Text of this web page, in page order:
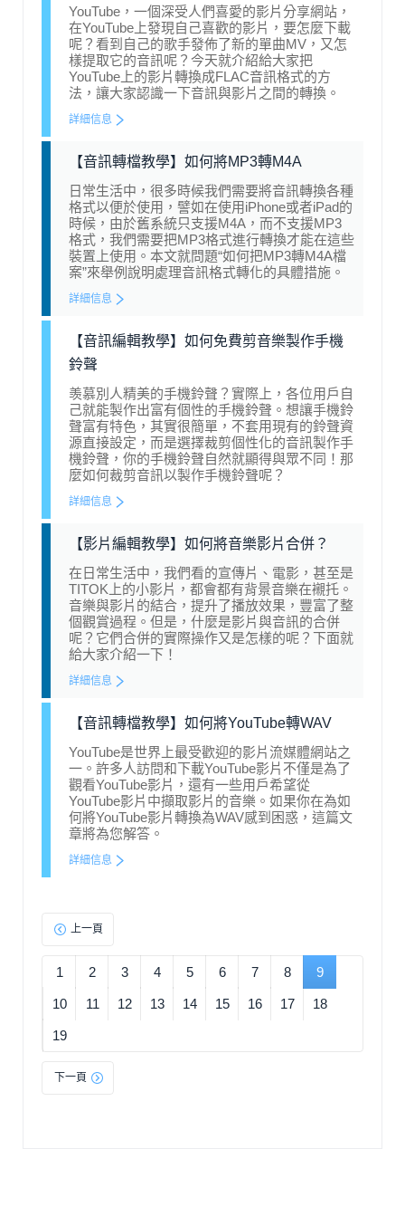
YouTube，一個深受人們喜愛的影片分享網站，
在YouTube上發現自己喜歡的影片，要怎麼下載
呢？看到自己的歌手發佈了新的單曲MV，又怎
樣提取它的音訊呢？今天就介紹給大家把
YouTube上的影片轉換成FLAC音訊格式的方
法，讓大家認識一下音訊與影片之間的轉換。
詳細信息
【音訊轉檔教學】如何將MP3轉M4A
日常生活中，很多時候我們需要將音訊轉換各種
格式以便於使用，譬如在使用iPhone或者iPad的
時候，由於舊系統只支援M4A，而不支援MP3
格式，我們需要把MP3格式進行轉換才能在這些
裝置上使用。本文就問題“如何把MP3轉M4A檔
案”來舉例說明處理音訊格式轉化的具體措施。
詳細信息
【音訊編輯教學】如何免費剪音樂製作手機
鈴聲
羡慕別人精美的手機鈴聲？實際上，各位用戶自
己就能製作出富有個性的手機鈴聲。想讓手機鈴
聲富有特色，其實很簡單，不套用現有的鈴聲資
源直接設定，而是選擇裁剪個性化的音訊製作手
機鈴聲，你的手機鈴聲自然就顯得與眾不同！那
麼如何裁剪音訊以製作手機鈴聲呢？
詳細信息
【影片編輯教學】如何將音樂影片合併？
在日常生活中，我們看的宣傳片、電影，甚至是
TITOK上的小影片，都會都有背景音樂在襯托。
音樂與影片的結合，提升了播放效果，豐富了整
個觀賞過程。但是，什麼是影片與音訊的合併
呢？它們合併的實際操作又是怎樣的呢？下面就
給大家介紹一下！
詳細信息
【音訊轉檔教學】如何將YouTube轉WAV
YouTube是世界上最受歡迎的影片流媒體網站之
一。許多人訪問和下載YouTube影片不僅是為了
觀看YouTube影片，還有一些用戶希望從
YouTube影片中擷取影片的音樂。如果你在為如
何將YouTube影片轉換為WAV感到困惑，這篇文
章將為您解答。
詳細信息
上一頁
1 2 3 4 5 6 7 8 9
10 11 12 13 14 15 16 17 18
19
下一頁